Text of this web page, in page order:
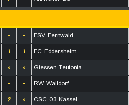
- -
FSV Fernwald
۱ ۱
FC Eddersheim
۰ ۰
Giessen Teutonia
- -
RW Walldorf
۶ ۰
CSC 03 Kassel